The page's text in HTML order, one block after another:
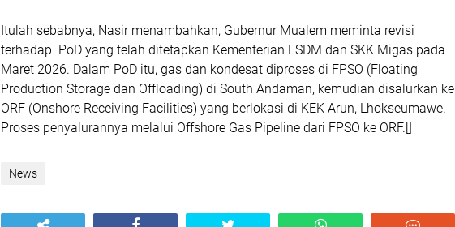
Itulah sebabnya, Nasir menambahkan, Gubernur Mualem meminta revisi
terhadap PoD yang telah ditetapkan Kementerian ESDM dan SKK Migas pada
Maret 2026. Dalam PoD itu, gas dan kondesat diproses di FPSO (Floating
Production Storage dan Offloading) di South Andaman, kemudian disalurkan ke
ORF (Onshore Receiving Facilities) yang berlokasi di KEK Arun, Lhokseumawe.
Proses penyalurannya melalui Offshore Gas Pipeline dari FPSO ke ORF.[]
News